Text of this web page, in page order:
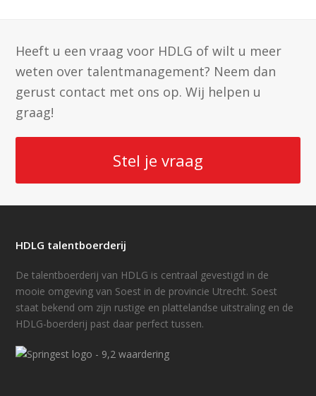
Heeft u een vraag voor HDLG of wilt u meer
weten over talentmanagement? Neem dan
gerust contact met ons op. Wij helpen u
graag!
Stel je vraag
HDLG talentboerderij
De talentboerderij van HDLG is centraal gevestigd in de
mooie omgeving van Soest in de provincie Utrecht. Soest
staat bekend om zijn rustige en plattelandse uitstraling en de
HDLG-boerderij past daar perfect tussen.